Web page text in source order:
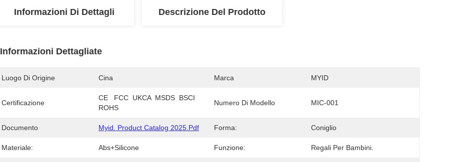
Informazioni Di Dettagli Descrizione Del Prodotto
Informazioni Dettagliate
Luogo Di Origine Cina Marca MYID
Certificazione
CE   FCC  UKCA  MSDS  BSCI
ROHS
Numero Di Modello MIC-001
Documento Myid. Product Catalog 2025.pdf Forma: Coniglio
Materiale: Abs+silicone Funzione: Regali Per Bambini.